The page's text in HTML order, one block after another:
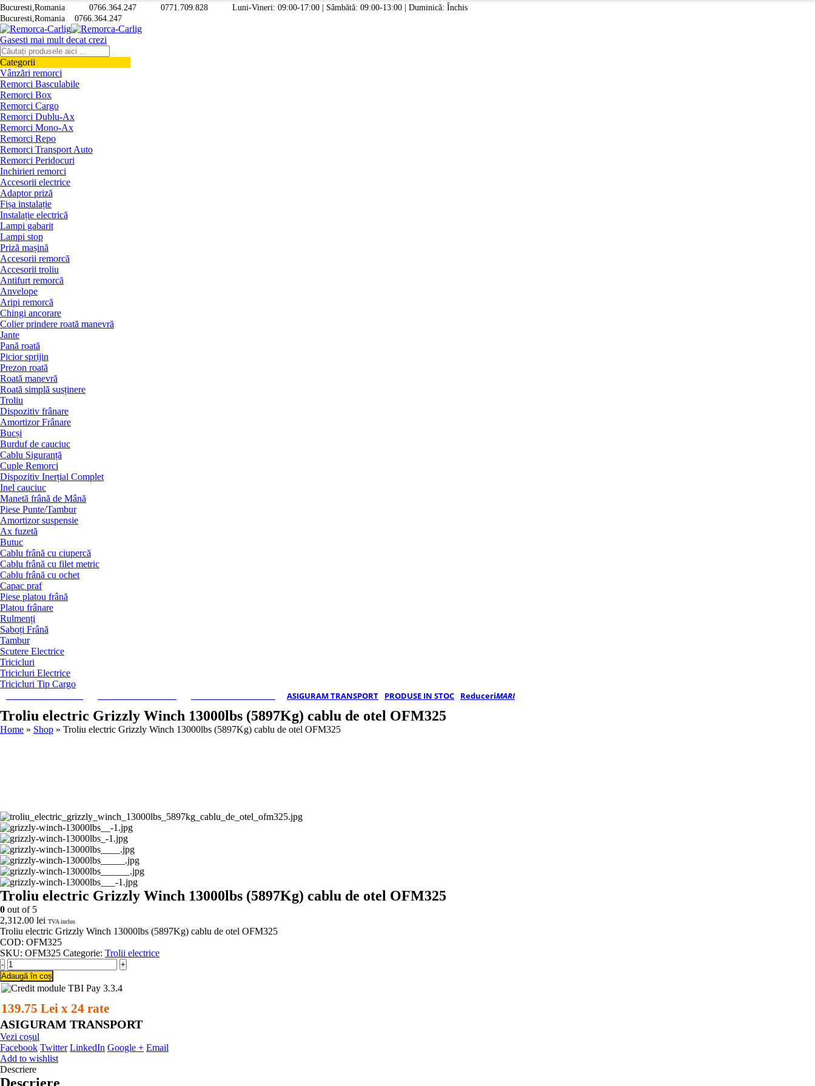
Bucuresti,Romania 0766.364.247 0771.709.828
Luni-Vineri: 09:00-17:00 | Sâmbătă: 09:00-13:00 | Duminică: Închis
Bucuresti,Romania
0766.364.247
Gasesti mai mult decat crezi
Categorii
Vânzări remorci
Remorci Basculabile
Remorci Box
Remorci Cargo
Remorci Dublu-Ax
Remorci Mono-Ax
Remorci Repo
Remorci Transport Auto
Remorci Peridocuri
Inchirieri remorci
Accesorii electrice
Adaptor priză
Fișa instalație
Instalație electrică
Lampi gabarit
Lampi stop
Priză mașină
Accesorii remorcă
Accesorii troliu
Antifurt remorcă
Anvelope
Aripi remorcă
Chingi ancorare
Colier prindere roată manevră
Jante
Pană roată
Picior sprijin
Prezon roată
Roată manevră
Roată simplă susținere
Troliu
Dispozitiv frânare
Amortizor Frânare
Bucși
Burduf de cauciuc
Cablu Siguranță
Cuple Remorci
Dispozitiv Inerțial Complet
Inel cauciuc
Manetă frână de Mână
Piese Punte/Tambur
Amortizor suspensie
Ax fuzetă
Butuc
Cablu frână cu ciupercă
Cablu frână cu filet metric
Cablu frână cu ochet
Capac praf
Piese platou frână
Platou frânare
Rulmenți
Saboți Frână
Tambur
Scutere Electrice
Tricicluri
Tricicluri Electrice
Tricicluri Tip Cargo
ASIGURAM TRANSPORT PRODUSE IN STOC ReduceriMARI
Troliu electric Grizzly Winch 13000lbs (5897Kg) cablu de otel OFM325
Home » Shop » Troliu electric Grizzly Winch 13000lbs (5897Kg) cablu de otel OFM325
Troliu electric Grizzly Winch 13000lbs (5897Kg) cablu de otel OFM325
0 out of 5
2,312.00 lei TVA inclus
Troliu electric Grizzly Winch 13000lbs (5897Kg) cablu de otel OFM325
COD: OFM325
SKU: OFM325 Categorie: Trolii electrice
-
+
Adaugă în coș
139.75 Lei x 24 rate
ASIGURAM TRANSPORT
Vezi coșul
Facebook Twitter LinkedIn Google + Email
Add to wishlist
Descriere